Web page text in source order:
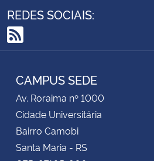
REDES SOCIAIS:
RSS
CAMPUS SEDE
Av. Roraima nº 1000
Cidade Universitária
Bairro Camobi
Santa Maria - RS